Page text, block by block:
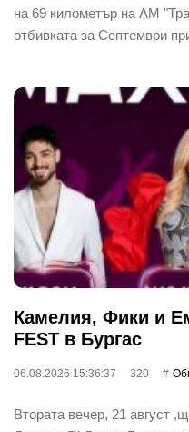
на 69 километър на АМ
отбивката за Септември
Камелия, Фики и
FEST в Бургас
06.08.2026 15:36:37 320
Втората вечер, 21 август